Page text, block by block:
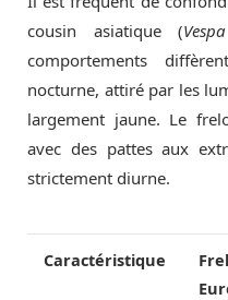
cousin asiatique (
comportements
nocturne, attiré par les
largement jaune. Le
avec des pattes aux
strictement diurne.
Caractéristique